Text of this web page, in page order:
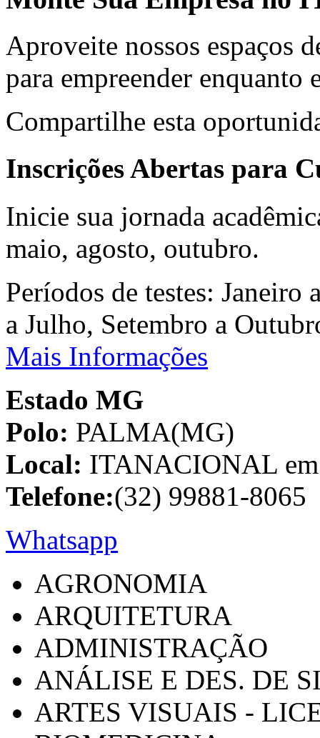
Aproveite nossos espaços
para empreender enquanto
Compartilhe esta
Inscrições Abertas para
Inicie sua jornada
maio, agosto, outubro.
Períodos de testes:
a Julho, Setembro a
Mais Informações
Estado MG
Polo: PALMA(MG)
Local: ITANACIONAL
Telefone:(32) 99881-8065
Whatsapp
AGRONOMIA
ARQUITETURA
ADMINISTRAÇÃO
ANÁLISE E DES. DE
ARTES VISUAIS -